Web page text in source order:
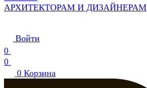
АРХИТЕКТОРАМ И ДИЗАЙНЕРАМ
Войти
0
0
0 Корзина